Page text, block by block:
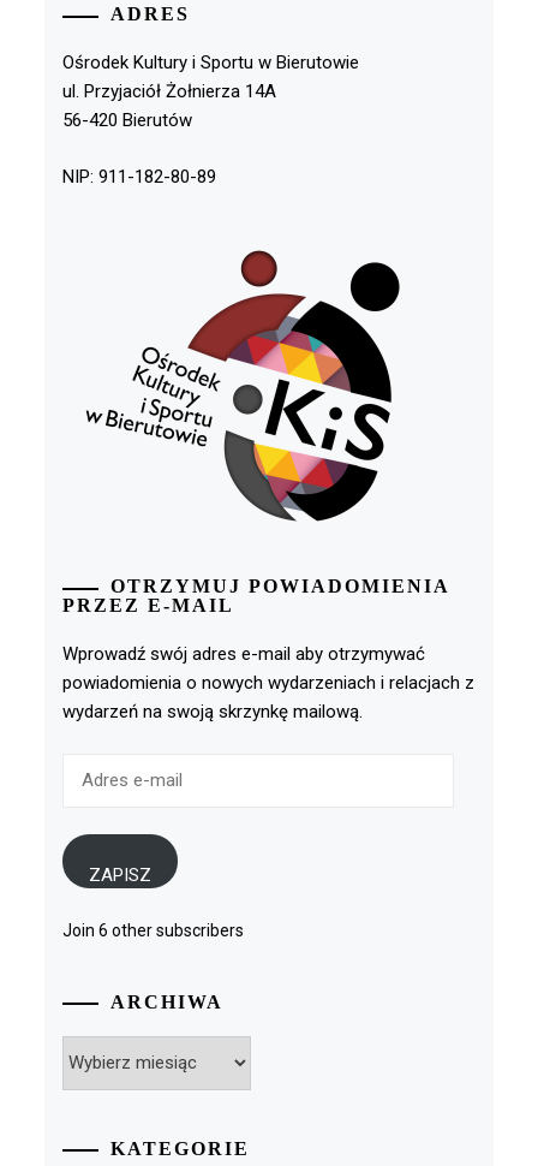
ADRES
Ośrodek Kultury i Sportu w Bierutowie
ul. Przyjaciół Żołnierza 14A
56-420 Bierutów
NIP: 911-182-80-89
OTRZYMUJ POWIADOMIENIA
PRZEZ E-MAIL
Wprowadź swój adres e-mail aby otrzymywać
powiadomienia o nowych wydarzeniach i relacjach z
wydarzeń na swoją skrzynkę mailową.
ZAPISZ
Join 6 other subscribers
ARCHIWA
KATEGORIE